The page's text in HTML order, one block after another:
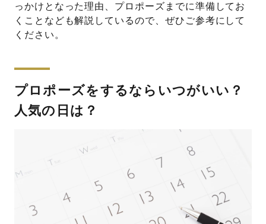
っかけとなった理由、プロポーズまでに準備してお
くことなども解説しているので、ぜひご参考にして
ください。
プロポーズをするならいつがいい？
人気の日は？